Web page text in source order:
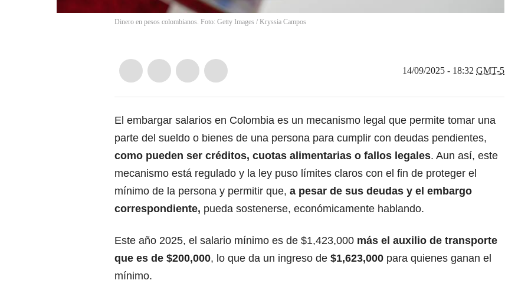
Dinero en pesos colombianos. Foto: Getty Images / Kryssia Campos
14/09/2025 - 18:32 GMT-5
El embargar salarios en Colombia es un mecanismo legal que permite tomar una
parte del sueldo o bienes de una persona para cumplir con deudas pendientes,
como pueden ser créditos, cuotas alimentarias o fallos legales. Aun así, este
mecanismo está regulado y la ley puso límites claros con el fin de proteger el
mínimo de la persona y permitir que, a pesar de sus deudas y el embargo
correspondiente, pueda sostenerse, económicamente hablando.
Este año 2025, el salario mínimo es de $1,423,000 más el auxilio de transporte
que es de $200,000, lo que da un ingreso de $1,623,000 para quienes ganan el
mínimo.